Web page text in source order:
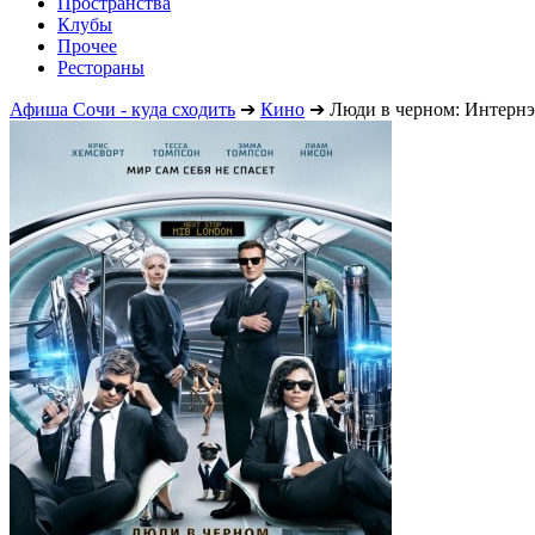
Клубы
Прочее
Рестораны
Афиша Сочи - куда сходить ➔ Кино ➔ Люди в черном: